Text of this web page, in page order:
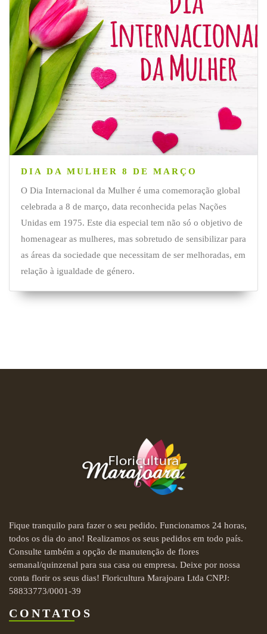
DIA DA MULHER 8 DE MARÇO
O Dia Internacional da Mulher é uma comemoração global
celebrada a 8 de março, data reconhecida pelas Nações
Unidas em 1975. Este dia especial tem não só o objetivo de
homenagear as mulheres, mas sobretudo de sensibilizar para
as áreas da sociedade que necessitam de ser melhoradas, em
relação à igualdade de género.
Fique tranquilo para fazer o seu pedido. Funcionamos 24 horas,
todos os dia do ano! Realizamos os seus pedidos em todo país.
Consulte também a opção de manutenção de flores
semanal/quinzenal para sua casa ou empresa. Deixe por nossa
conta florir os seus dias! Floricultura Marajoara Ltda CNPJ:
58833773/0001-39
CONTATOS